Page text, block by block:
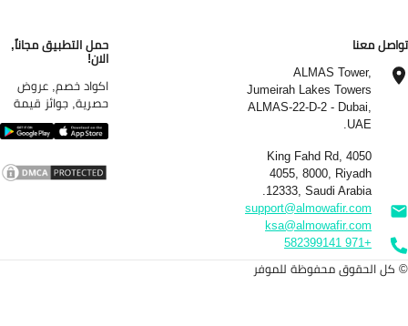
معنا
ALMAS Tower,
Jumeirah Lakes Towers
ALMAS-22-D-2 - Dubai,
UAE.
4050 King Fahd Rd,
4055, 8000, Riyadh
12333, Saudi Arabia.
support@almowafir.com
ksa@almowafir.com
حمل التطبيق مجاناً,
الان!
اكواد خصم, عروض
حصرية, جوائز قيمة
الحقوق محفوظة للموفر